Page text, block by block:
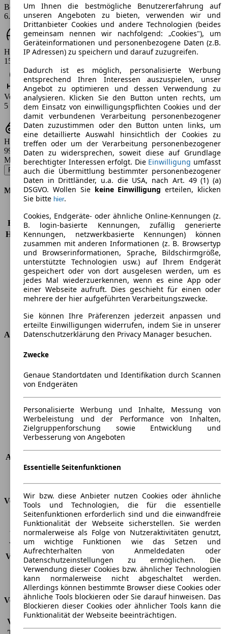
Beschleunigung (0-100 km/h)
6.4 - 16.1 s
Höchstgeschwindigkeit (km/h)
157 - 243 km/h
Verbrauch
5 - 10.1 l/100km
Hubraum
999 - 1984 ccm
Modellbezeichnung :
Polo 1.0 SOUND - 44 KW (60 PS) (2016/12 - 2017/05)▼
Motor & Leistung
KW (PS)
44 kW (60 PS)
Beschleunigung (0-100 km/h) 15,5s
Höchstgeschwindigkeit (km/h) 161 km/h
Anzahl der Gänge
5
Drehmoment
95 nm
Hubraum
999 ccm
Kraftstoff
Benzin
Zylinder
3
Getriebe
Schaltgetriebe
Antriebsart
Vorderradantrieb
Abmessungen
Länge
Breite
1682 mm
Radstand
Maximalgewicht
Max. Zuladung
-
Türen
3
Sitze
5
Anhängelast (ungebremst)
Anhängelast (gebremst)
800 kg
Verbrauch
CO2 Emissionen*
114 g/km (komb.)
Verbrauch (Stadt)
6,4 l/100km
Verbrauch (Land)
4,2 l/100km
Verbrauch (komb.)* 5,0 l/100km
Schadstoffklasse
EU6
Tankinhalt
45 l
Versicherungsklassen
Vollkasko
Um Ihnen die bestmögliche Benutzererfahrung auf
unseren Angeboten zu bieten, verwenden wir und
Drittanbieter Cookies und andere Technologien (beides
gemeinsam nennen wir nachfolgend: „Cookies"), um
Geräteinformationen und personenbezogene Daten (z.B.
IP Adressen) zu speichern und darauf zuzugreifen.
Dadurch ist es möglich, personalisierte Werbung
entsprechend Ihren Interessen auszuspielen, unser
Angebot zu optimieren und dessen Verwendung zu
analysieren. Klicken Sie den Button unten rechts, um
dem Einsatz von einwilligungspflichten Cookies und der
damit verbundenen Verarbeitung personenbezogener
Daten zuzustimmen oder den Button unten links, um
eine detaillierte Auswahl hinsichtlich der Cookies zu
treffen oder um der Verarbeitung personenbezogener
Daten zu widersprechen, soweit diese auf Grundlage
berechtigter Interessen erfolgt. Die Einwilligung umfasst
auch die Übermittlung bestimmter personenbezogener
Daten in Drittländer, u.a. die USA, nach Art. 49 (1) (a)
DSGVO. Wollen Sie keine Einwilligung erteilen, klicken
Sie bitte hier.
Cookies, Endgeräte- oder ähnliche Online-Kennungen (z.
B. login-basierte Kennungen, zufällig generierte
Kennungen, netzwerkbasierte Kennungen) können
zusammen mit anderen Informationen (z. B. Browsertyp
und Browserinformationen, Sprache, Bildschirmgröße,
unterstützte Technologien usw.) auf Ihrem Endgerät
gespeichert oder von dort ausgelesen werden, um es
jedes Mal wiederzuerkennen, wenn es eine App oder
einer Webseite aufruft. Dies geschieht für einen oder
mehrere der hier aufgeführten Verarbeitungszwecke.
Sie können Ihre Präferenzen jederzeit anpassen und
erteilte Einwilligungen widerrufen, indem Sie in unserer
Datenschutzerklärung den Privacy Manager besuchen.
Zwecke
Genaue Standortdaten und Identifikation durch Scannen
von Endgeräten
Personalisierte Werbung und Inhalte, Messung von
Werbeleistung und der Performance von Inhalten,
Zielgruppenforschung sowie Entwicklung und
Verbesserung von Angeboten
Essentielle Seitenfunktionen
Wir bzw. diese Anbieter nutzen Cookies oder ähnliche
Tools und Technologien, die für die essentielle
Seitenfunktionen erforderlich sind und die einwandfreie
Funktionalität der Webseite sicherstellen. Sie werden
normalerweise als Folge von Nutzeraktivitäten genutzt,
um wichtige Funktionen wie das Setzen und
Aufrechterhalten von Anmeldedaten oder
Datenschutzeinstellungen zu ermöglichen. Die
Verwendung dieser Cookies bzw. ähnlicher Technologien
kann normalerweise nicht abgeschaltet werden.
Allerdings können bestimmte Browser diese Cookies oder
ähnliche Tools blockieren oder Sie darauf hinweisen. Das
Blockieren dieser Cookies oder ähnlicher Tools kann die
Funktionalität der Webseite beeinträchtigen.